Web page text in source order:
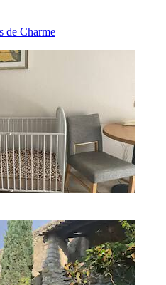
de Charme